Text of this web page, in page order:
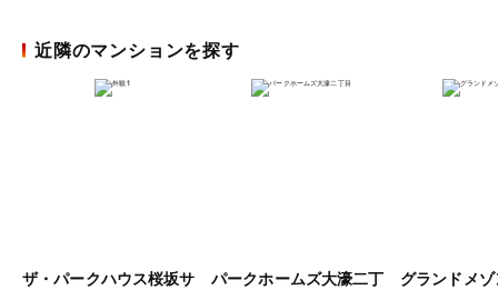
近隣のマンションを探す
ザ・パークハウス桜坂サ
パークホームズ大濠二丁
グランドメ